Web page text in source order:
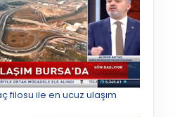
filosu ile en ucuz ulaşım